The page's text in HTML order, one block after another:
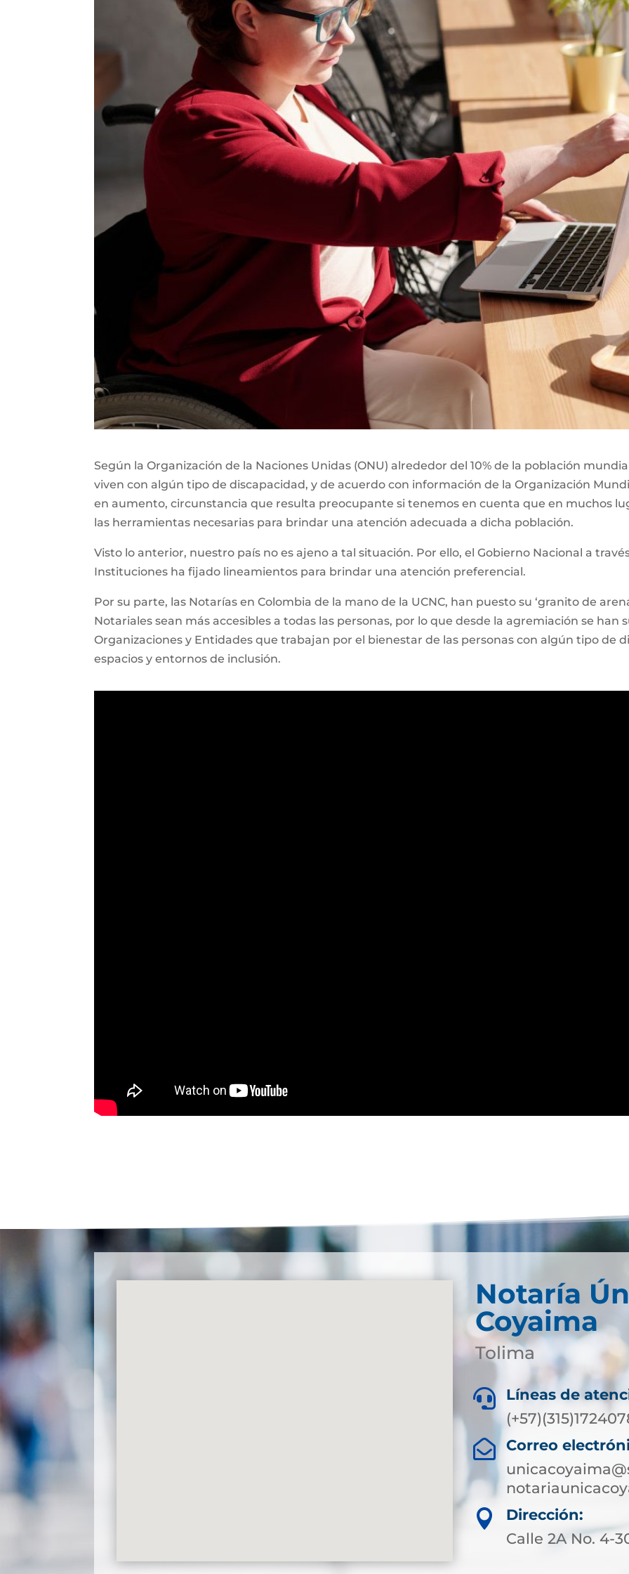
Según la Organización de la Naciones Unidas (ONU) alrededor del 10% de la población
viven con algún tipo de discapacidad, y de acuerdo con información de la Organización
en aumento, circunstancia que resulta preocupante si tenemos en cuenta que en muchos
las herramientas necesarias para brindar una atención adecuada a dicha población.
Visto lo anterior, nuestro país no es ajeno a tal situación. Por ello, el Gobierno Nacional a
Instituciones ha fijado lineamientos para brindar una atención preferencial.
Por su parte, las Notarías en Colombia de la mano de la UCNC, han puesto su ‘granito de
Notariales sean más accesibles a todas las personas, por lo que desde la agremiación se han
Organizaciones y Entidades que trabajan por el bienestar de las personas con algún tipo de
espacios y entornos de inclusión.
Notaría
Coyaima
Tolima

Líneas de

Correo

Dirección:
Calle 2A No. 4-